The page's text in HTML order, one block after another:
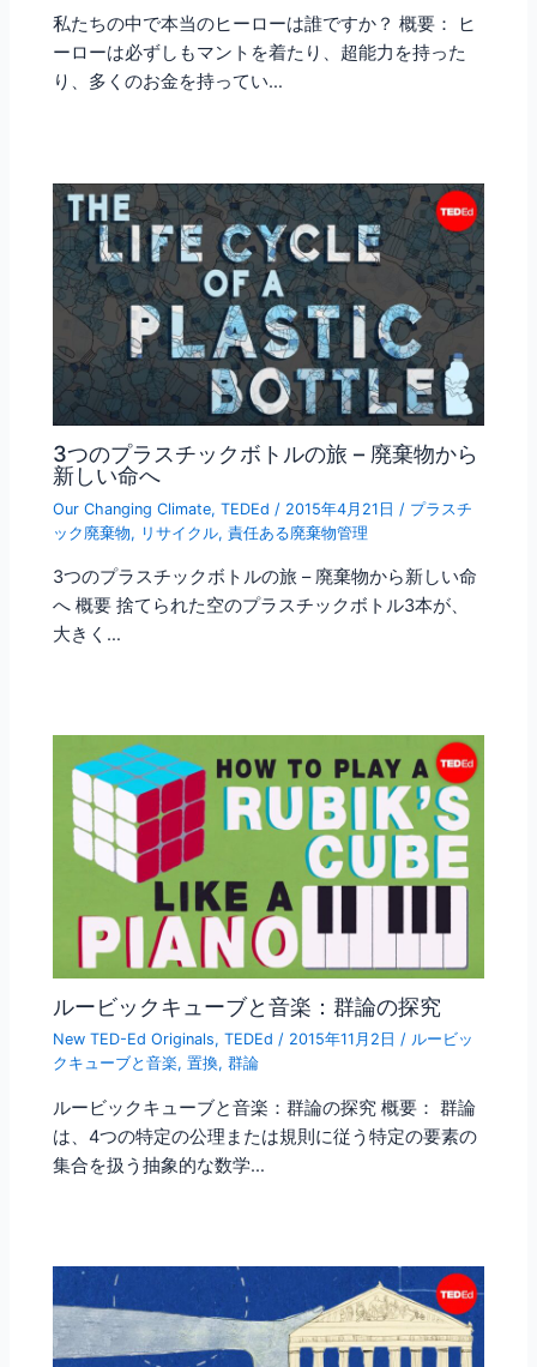
私たちの中で本当のヒーローは誰ですか？ 概要： ヒ
ーローは必ずしもマントを着たり、超能力を持った
り、多くのお金を持ってい…
3つのプラスチックボトルの旅 – 廃棄物から
新しい命へ
Our Changing Climate,TEDEd / 2015年4月21日 / プラスチ
ック廃棄物, リサイクル,責任ある廃棄物管理
3つのプラスチックボトルの旅 – 廃棄物から新しい命
へ 概要 捨てられた空のプラスチックボトル3本が、
大きく…
ルービックキューブと音楽：群論の探究
New TED-Ed Originals,TEDEd / 2015年11月2日/ ルービッ
クキューブと音楽,置換,群論
ルービックキューブと音楽：群論の探究 概要： 群論
は、4つの特定の公理または規則に従う特定の要素の
集合を扱う抽象的な数学…